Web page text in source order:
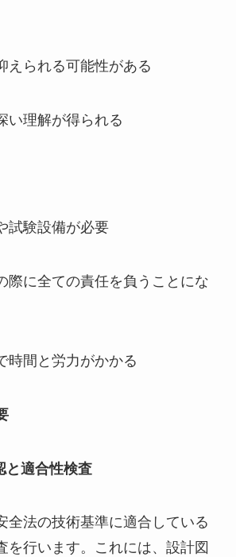
えられる可能性がある
い理解が得られる
試験設備が必要
際に全ての責任を負うことにな
時間と労力がかかる
と適合性検査
全法の技術基準に適合している
を行います。これには、設計図